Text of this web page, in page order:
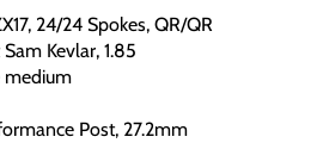
24/24 Spokes, QR/QR
Kevlar, 1.85
medium
Post, 27.2mm